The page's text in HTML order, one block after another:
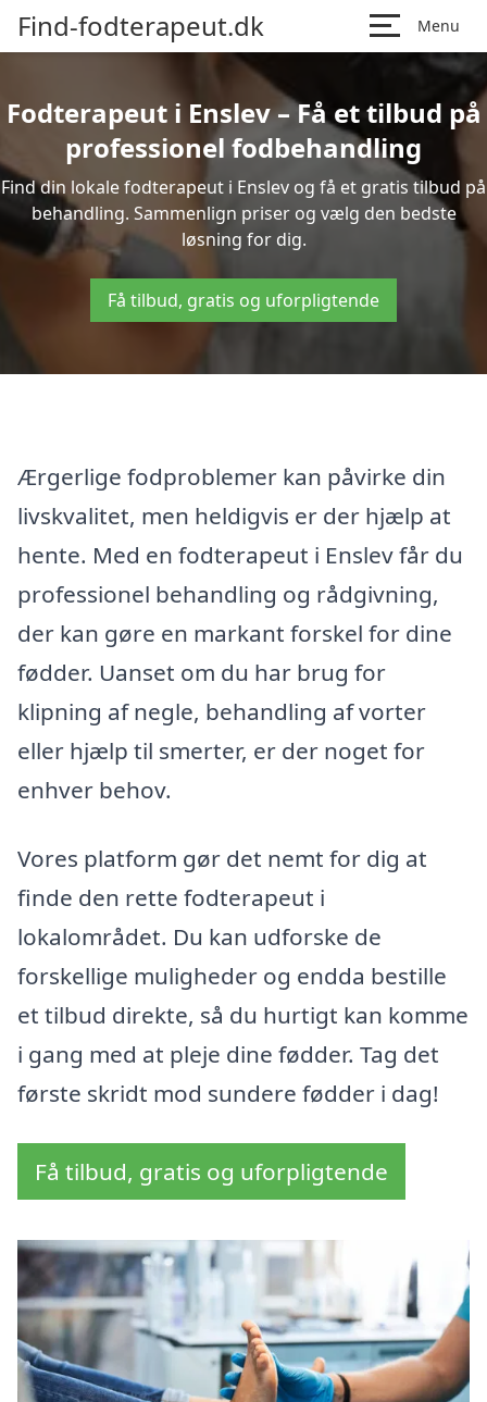
Find-fodterapeut.dk Menu
Fodterapeut i Enslev – Få et tilbud på
professionel fodbehandling
Find din lokale fodterapeut i Enslev og få et gratis tilbud på
behandling. Sammenlign priser og vælg den bedste
løsning for dig.
Få tilbud, gratis og uforpligtende
Ærgerlige fodproblemer kan påvirke din
livskvalitet, men heldigvis er der hjælp at
hente. Med en fodterapeut i Enslev får du
professionel behandling og rådgivning,
der kan gøre en markant forskel for dine
fødder. Uanset om du har brug for
klipning af negle, behandling af vorter
eller hjælp til smerter, er der noget for
enhver behov.
Vores platform gør det nemt for dig at
finde den rette fodterapeut i
lokalområdet. Du kan udforske de
forskellige muligheder og endda bestille
et tilbud direkte, så du hurtigt kan komme
i gang med at pleje dine fødder. Tag det
første skridt mod sundere fødder i dag!
Få tilbud, gratis og uforpligtende